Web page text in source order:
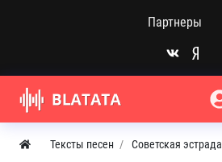
Партнеры
Тексты песен Советская эстрада